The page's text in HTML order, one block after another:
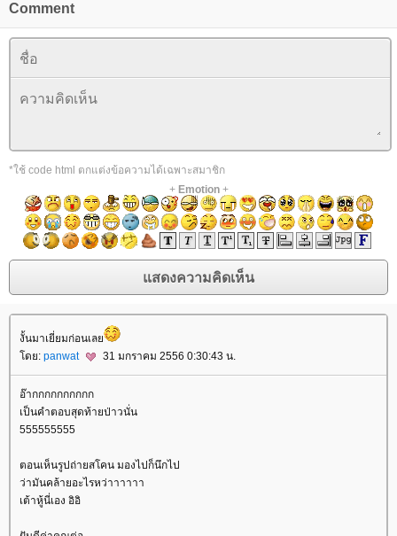
Comment
*ใช้ code html ตกแต่งข้อความได้เฉพาะสมาชิก
+ Emotion+
งั้นมาเยี่ยมก่อนเล
ดย: panwat 31 มกราคม 2556 0:30:43 น.
อ๊ากกกกกกกกกก
เป็นคำตอบสุดท้ายป่าวนั่น
555555555
ตอนเห็นรูปถ่ายสโคน มองไปก็นึกไป
ว่ามันคล้ายอะไรหว่าาาาาา
เต้าหู้นี่เอง อิอิ